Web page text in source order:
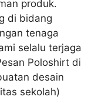
produk.
di bidang
tenaga
selalu terjaga
Poloshirt di
desain
sekolah)